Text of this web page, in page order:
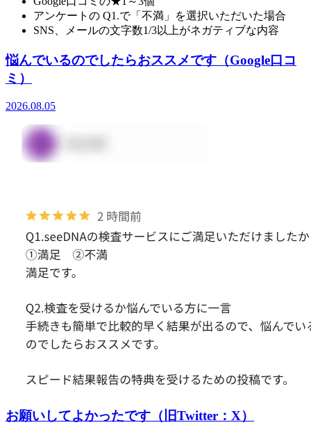
アンケートの Q1.で「不満」を選択いただいた場合
SNS、メールの文字数1/3以上がネガティブな内容
悩んでいるのでしたらおススメです（Google口コ
ミ）
2026.08.05
お願いしてよかったです（旧Twitter：X）